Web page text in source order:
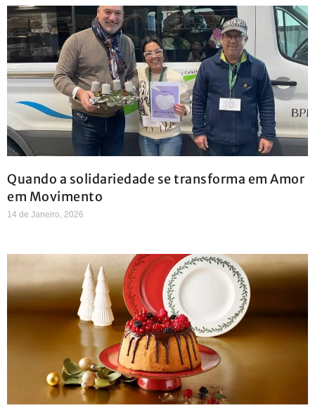
Quando a solidariedade se transforma em Amor
em Movimento
14 de Janeiro, 2026